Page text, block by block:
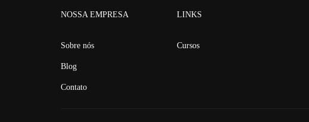
NOSSA EMPRESA
Sobre nós
Blog
Contato
LINKS
Cursos